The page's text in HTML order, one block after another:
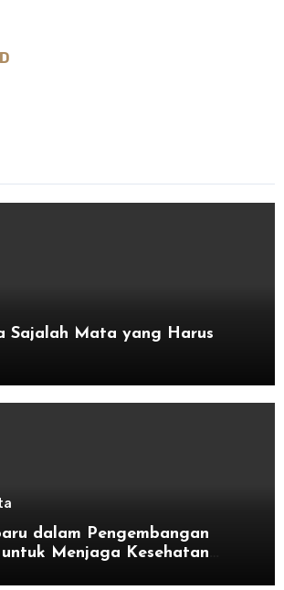
Sajalah Mata yang Harus
dalam Pengembangan
Menjaga Kesehatan